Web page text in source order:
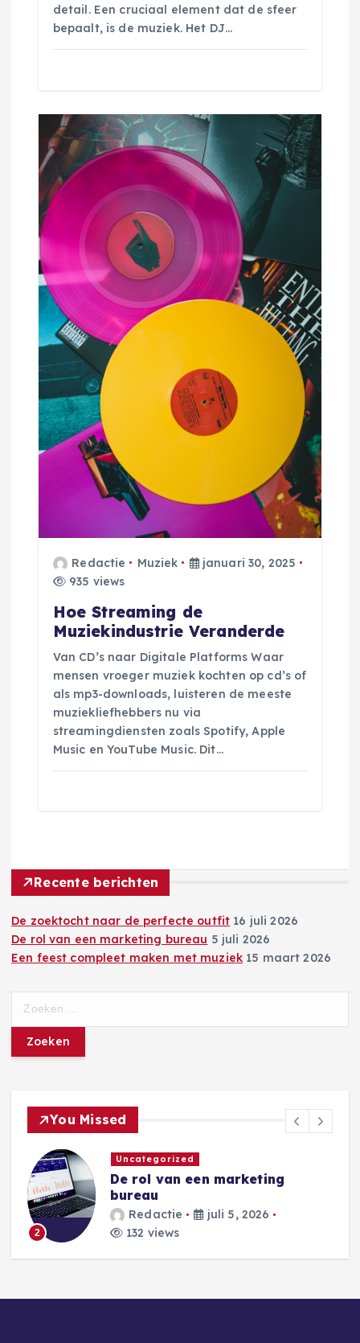
detail. Een cruciaal element dat de sfeer
bepaalt, is de muziek. Het DJ…
Redactie Muziek
januari 30, 2025
935 views
Hoe Streaming de
Muziekindustrie Veranderde
Van CD’s naar Digitale Platforms Waar
mensen vroeger muziek kochten op cd’s of
als mp3-downloads, luisteren de meeste
muziekliefhebbers nu via
streamingdiensten zoals Spotify, Apple
Music en YouTube Music. Dit…
Recente berichten
De zoektocht naar de perfecte outfit 16 juli 2026
De rol van een marketing bureau 5 juli 2026
Een feest compleet maken met muziek 15 maart 2026
k
You Missed
2
Uncategorized
De rol van een marketing
bureau
Redactie
juli 5, 2026
132 views